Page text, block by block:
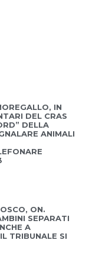
IN
DEL CRAS
DELLA
ANIMALI
ON.
SEPARATI
A
TRIBUNALE SI